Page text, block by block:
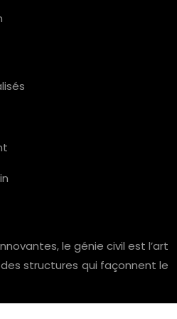
le génie civil est l’art
structures qui façonnent le